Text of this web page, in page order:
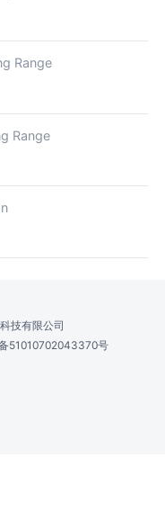
Range
Range
技有限公司
51010702043370号